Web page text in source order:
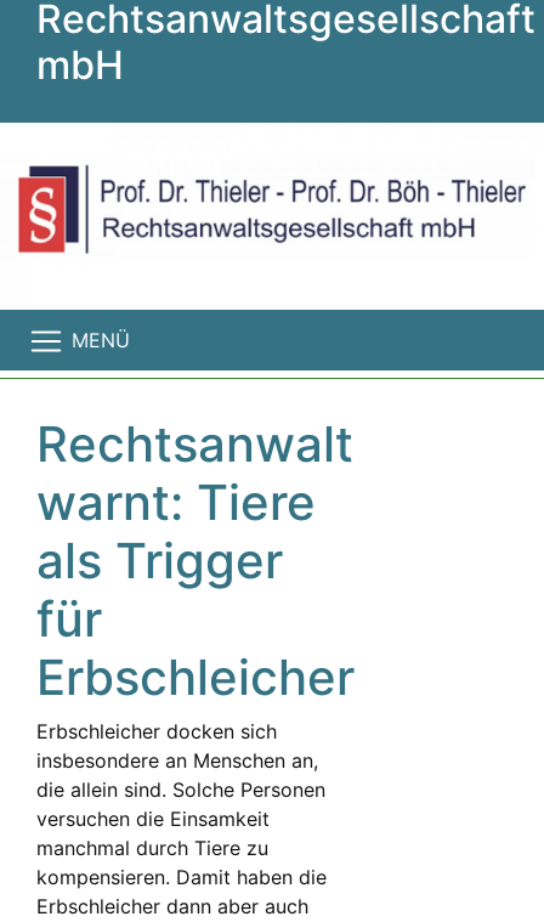
Rechtsanwaltsgesellschaft
mbH
MENÜ
Rechtsanwalt
warnt: Tiere
als Trigger
für
Erbschleicher
Erbschleicher docken sich
insbesondere an Menschen an,
die allein sind. Solche Personen
versuchen die Einsamkeit
manchmal durch Tiere zu
kompensieren. Damit haben die
Erbschleicher dann aber auch